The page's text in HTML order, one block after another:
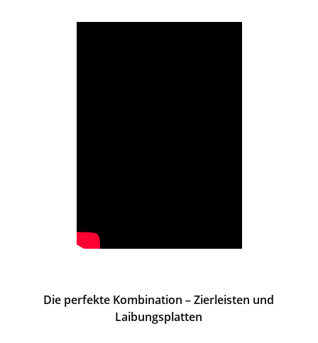
Die perfekte Kombination – Zierleisten und
Laibungsplatten